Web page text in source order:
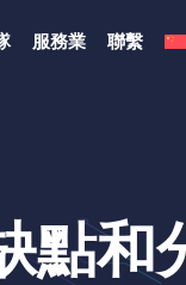
服務業 聯繫
點和